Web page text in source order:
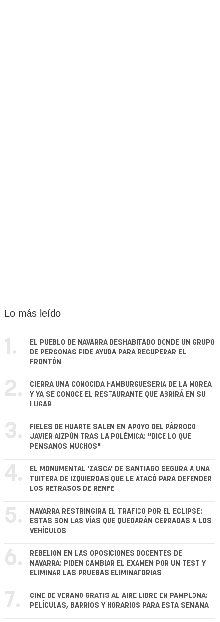
Lo más leído
1.
EL PUEBLO DE NAVARRA DESHABITADO DONDE UN GRUPO
DE PERSONAS PIDE AYUDA PARA RECUPERAR EL
FRONTÓN
2.
CIERRA UNA CONOCIDA HAMBURGUESERÍA DE LA MOREA
Y YA SE CONOCE EL RESTAURANTE QUE ABRIRÁ EN SU
LUGAR
3.
FIELES DE HUARTE SALEN EN APOYO DEL PÁRROCO
JAVIER AIZPÚN TRAS LA POLÉMICA: "DICE LO QUE
PENSAMOS MUCHOS"
4.
EL MONUMENTAL 'ZASCA' DE SANTIAGO SEGURA A UNA
TUITERA DE IZQUIERDAS QUE LE ATACÓ PARA DEFENDER
LOS RETRASOS DE RENFE
5.
NAVARRA RESTRINGIRÁ EL TRÁFICO POR EL ECLIPSE:
ESTAS SON LAS VÍAS QUE QUEDARÁN CERRADAS A LOS
VEHÍCULOS
6.
REBELIÓN EN LAS OPOSICIONES DOCENTES DE
NAVARRA: PIDEN CAMBIAR EL EXAMEN POR UN TEST Y
ELIMINAR LAS PRUEBAS ELIMINATORIAS
7.
CINE DE VERANO GRATIS AL AIRE LIBRE EN PAMPLONA:
PELÍCULAS, BARRIOS Y HORARIOS PARA ESTA SEMANA